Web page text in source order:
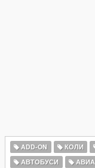
ADD-ON КОЛИ
АВТОБУСИ